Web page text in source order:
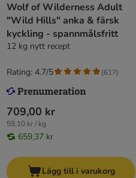
Wolf of Wilderness Adult
"Wild Hills" anka & färsk
kyckling - spannmålsfritt
12 kg nytt recept
709,00 kr
59,10 kr / kg
659,37 kr
Rating: 4.7/5 (617)
Lägg till i varukorg